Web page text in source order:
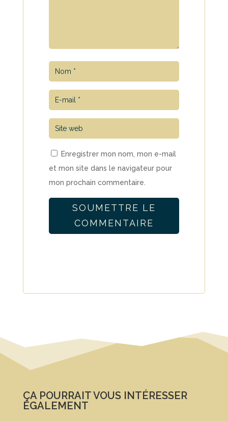
Enregistrer mon nom, mon e-mail
et mon site dans le navigateur pour
mon prochain commentaire.
SOUMETTRE LE
COMMENTAIRE
ÇA POURRAIT VOUS INTÉRESSER
ÉGALEMENT